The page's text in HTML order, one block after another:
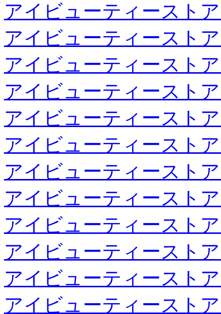
アイビューティースト
アイビューティースト
アイビューティースト
アイビューティースト
アイビューティースト
アイビューティースト
アイビューティースト
アイビューティースト
アイビューティースト
アイビューティースト
アイビューティースト
アイビューティースト